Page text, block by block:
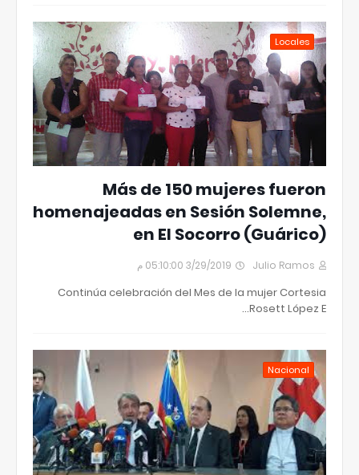
Locales
Más de 150 mujeres fueron
homenajeadas en Sesión Solemne,
en El Socorro (Guárico)
Julio Ramos 3/29/2019 05:10:00 م
Continúa celebración del Mes de la mujer Cortesia
Rosett López E…
Nacional